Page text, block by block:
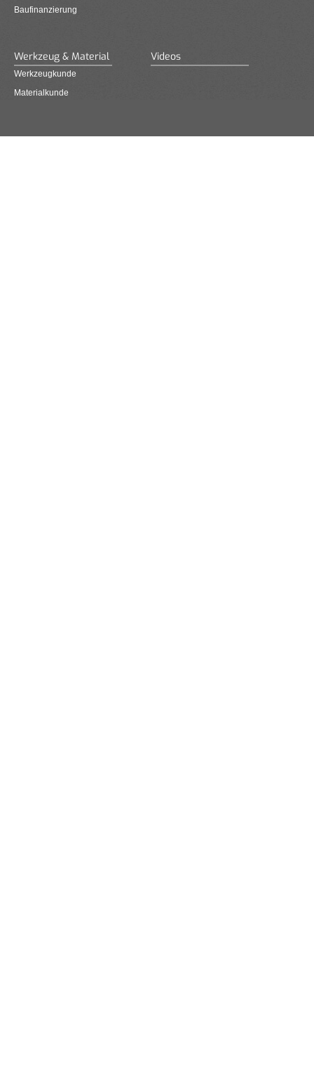
Baufinanzierung
Werkzeug & Material
Werkzeugkunde
Materialkunde
Videos